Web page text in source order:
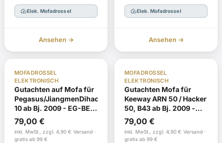
speedElek. Mofadrossel
Ansehen →
speedElek. Mofadrossel
Ansehen →
Euro 4
MOFADROSSEL
ELEKTRONISCH
Gutachten auf Mofa für
Pegasus/JiangmenDihao,HN50QT-
10 ab Bj. 2009 - EG-BE
e4*2002/24*1588* mit
TÜV-Gutachten
79,00 €
inkl. MwSt., zzgl. 4,90 € Versand ·
gratis ab 99 €
Euro 4
MOFADROSSEL
ELEKTRONISCH
Gutachten Mofa für
Keeway ARN 50 / Hacker
50, B43 ab Bj. 2009 -
EG-BE
e9*2002/24*0334* mit
TÜV-Gutachten
79,00 €
inkl. MwSt., zzgl. 4,90 € Versand ·
gratis ab 99 €